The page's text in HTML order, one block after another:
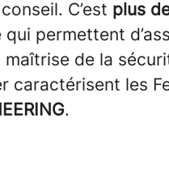
C’est plus
permettent
de la
caractérisent les
.